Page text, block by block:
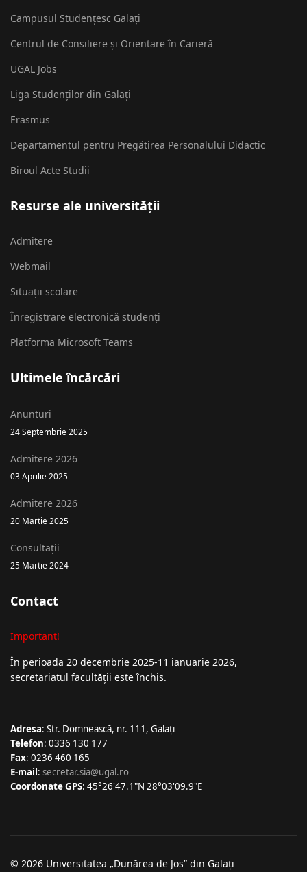
Campusul Studențesc Galați
Centrul de Consiliere și Orientare în Carieră
UGAL Jobs
Liga Studenților din Galați
Erasmus
Departamentul pentru Pregătirea Personalului Didactic
Biroul Acte Studii
Resurse ale universității
Admitere
Webmail
Situații scolare
Înregistrare electronică studenți
Platforma Microsoft Teams
Ultimele încărcări
Anunturi
24 Septembrie 2025
Admitere 2026
03 Aprilie 2025
Admitere 2026
20 Martie 2025
Consultații
25 Martie 2024
Contact
Important!
În perioada 20 decembrie 2025-11 ianuarie 2026,
secretariatul facultății este închis.
Adresa: Str. Domnească, nr. 111, Galați
Telefon: 0336 130 177
Fax: 0236 460 165
E-mail: secretar.sia@ugal.ro
Coordonate GPS: 45°26'47.1"N 28°03'09.9"E
© 2026 Universitatea „Dunărea de Jos” din Galați